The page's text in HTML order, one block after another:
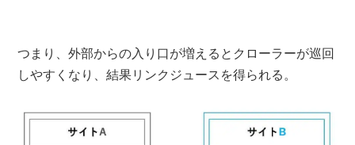
つまり、外部からの入り口が増えるとクローラーが巡回
しやすくなり、結果リンクジュースを得られる。